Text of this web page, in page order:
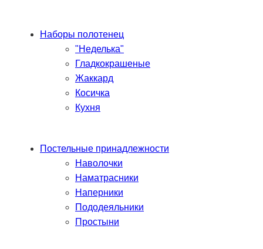
Наборы полотенец
"Неделька"
Гладкокрашеные
Жаккард
Косичка
Кухня
Постельные принадлежности
Наволочки
Наматрасники
Наперники
Пододеяльники
Простыни